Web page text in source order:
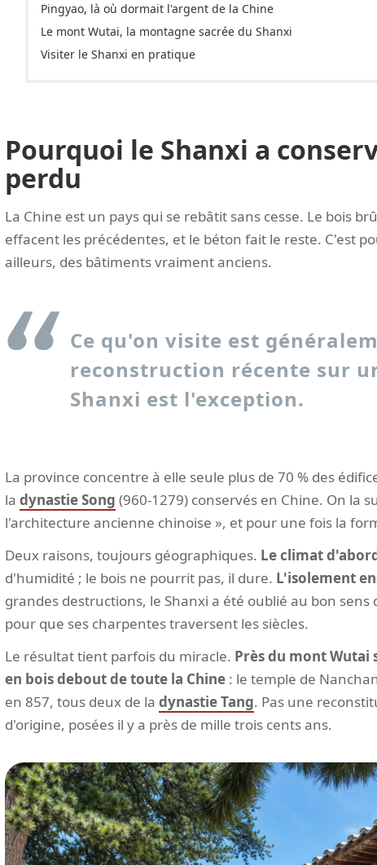
Pingyao, là où dormait l'argent de la Chine
Le mont Wutai, la montagne sacrée du Shanxi
Visiter le Shanxi en pratique
Pourquoi le Shanxi a
perdu
La Chine est un pays qui se rebâtit sans cesse. Le bois
effacent les précédentes, et le béton fait le reste. C'est
ailleurs, des bâtiments vraiment anciens.
Ce qu'on visite est
reconstruction récente sur
Shanxi est l'exception.
La province concentre à elle seule plus de 70 % des
la dynastie Song (960-1279) conservés en Chine. On la
l'architecture ancienne chinoise », et pour une fois la
Deux raisons, toujours géographiques. Le climat
d'humidité ; le bois ne pourrit pas, il dure. L'isolement
grandes destructions, le Shanxi a été oublié au bon
pour que ses charpentes traversent les siècles.
Le résultat tient parfois du miracle. Près du mont Wutai
en bois debout de toute la Chine : le temple de
en 857, tous deux de la dynastie Tang. Pas une
d'origine, posées il y a près de mille trois cents ans.